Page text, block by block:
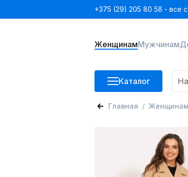
+375 (29) 205 80 58 - все
ЖенщинамМужчинам
Каталог
Главная Женщинам